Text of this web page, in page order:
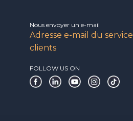
Nous envoyer un e-mail
Adresse e-mail du service
clients
FOLLOW US ON